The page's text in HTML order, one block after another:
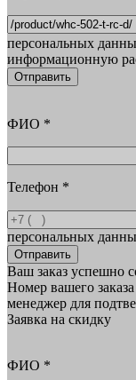
персональных
информационную
Отправить
ФИО *
Телефон *
персональных
Отправить
Ваш заказ успешно
Номер вашего заказа
менеджер для
Заявка на скидку
ФИО *